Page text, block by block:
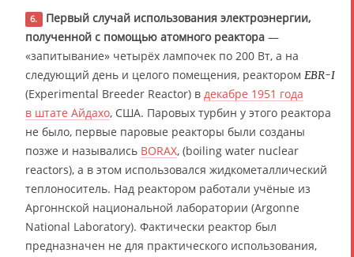
6.
Первый случай использования электроэнергии,
полученной с помощью атомного реактора —
«запитывание» четырёх лампочек по 200 Вт, а на
следующий день и целого помещения, реактором EBR-I
(Experimental Breeder Reactor) в декабре 1951 года
в штате Айдахо, США. Паровых турбин у этого реактора
не было, первые паровые реакторы были созданы
позже и назывались BORAX, (boiling water nuclear
reactors), а в этом использовался жидкометаллический
теплоноситель. Над реактором работали учёные из
Аргоннской национальной лаборатории (Argonne
National Laboratory). Фактически реактор был
предназначен не для практического использования,